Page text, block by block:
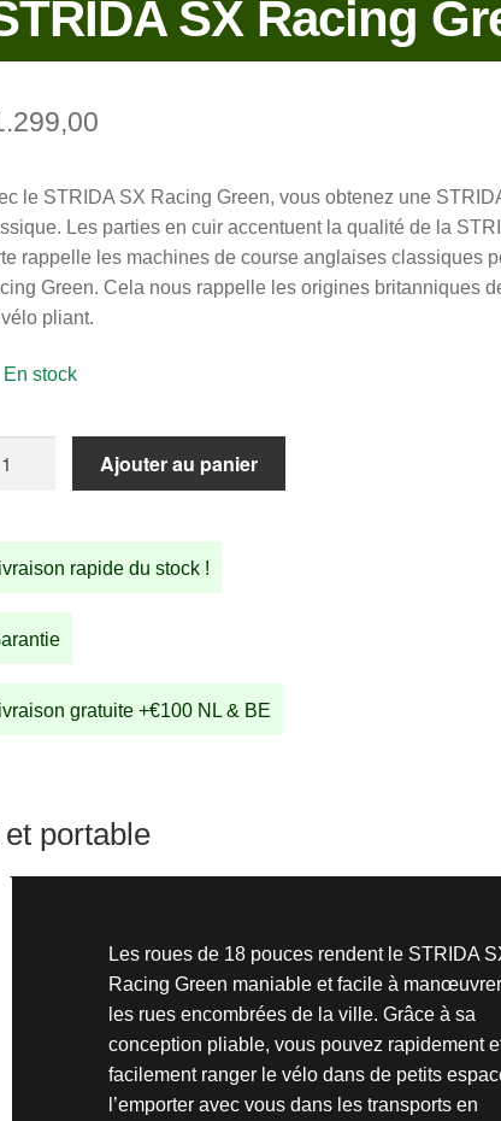
SX Racing
le STRIDA SX Racing Green, vous obtenez une
Les parties en cuir accentuent la qualité de la
rappelle les machines de course anglaises classiques
Green. Cela nous rappelle les origines britanniques
pliant.
En stock
Ajouter au panier
rapide du stock !
gratuite +€100 NL & BE
portable
Les roues de 18 pouces rendent le STRIDA
Racing Green maniable et facile à
les rues encombrées de la ville. Grâce à sa
conception pliable, vous pouvez rapidement
facilement ranger le vélo dans de petits
l’emporter avec vous dans les transports en